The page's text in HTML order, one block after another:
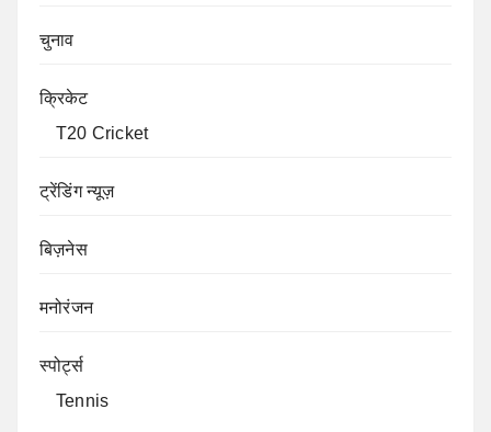
चुनाव
क्रिकेट
T20 Cricket
ट्रेंडिंग न्यूज़
बिज़नेस
मनोरंजन
स्पोर्ट्स
Tennis